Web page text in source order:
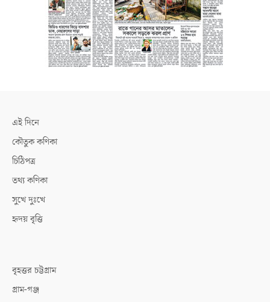
এই দিনে
কৌতুক কণিকা
চিঠিপত্র
তথ্য কণিকা
সুখে দুঃখে
হৃদয় বৃত্তি
বৃহত্তর চট্টগ্রাম
গ্রাম-গঞ্জ